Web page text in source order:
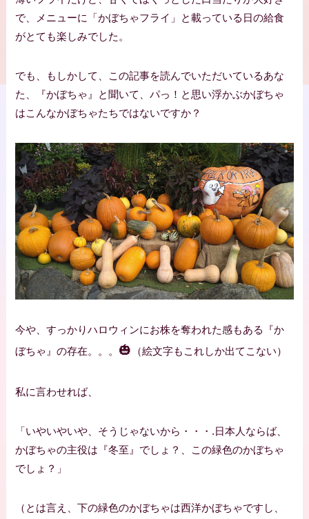
で、メニューに「かぼちゃフライ」と載っている日の給食
がとても楽しみでした。
でも、もしかして、この記事を読んでいただいているあな
た、『かぼちゃ』と聞いて、パっ！と思い浮かぶかぼちゃ
はこんなかぼちゃたちではないですか？
今や、すっかりハロウィンにお株を奪われた感もある『か
ぼちゃ』の存在。。。 🎃 （絵文字もこれしか出てこない）
私に言わせれば、
「いやいやいや、そうじゃないから・・・.日本人ならば、
かぼちゃの主役は『冬至』でしょ？、この緑色のかぼちゃ
でしょ？」
（とは言え、下の緑色のかぼちゃは西洋かぼちゃですし、